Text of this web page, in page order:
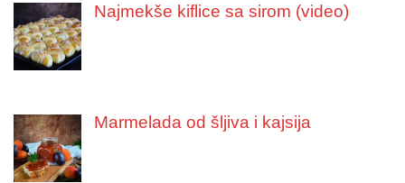
Najmekše kiflice sa sirom (video)
Marmelada od šljiva i kajsija